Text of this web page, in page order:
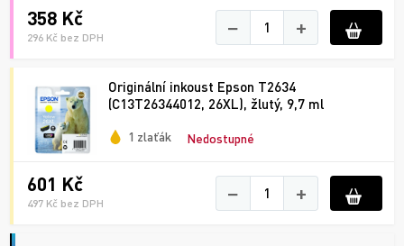
358 Kč
296 Kč bez DPH − +
Originální inkoust Epson T2634
(C13T26344012, 26XL), žlutý, 9,7 ml
1 zlaťák Nedostupné
601 Kč
497 Kč bez DPH − +